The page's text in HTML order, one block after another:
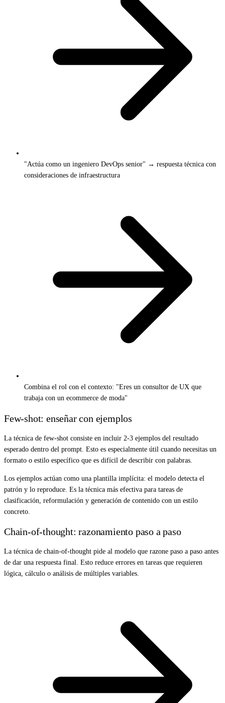
"Actúa como un ingeniero DevOps senior" → respuesta técnica con
consideraciones de infraestructura
Combina el rol con el contexto: "Eres un consultor de UX que
trabaja con un ecommerce de moda"
Few-shot: enseñar con ejemplos
La técnica de few-shot consiste en incluir 2-3 ejemplos del resultado
esperado dentro del prompt. Esto es especialmente útil cuando necesitas un
formato o estilo específico que es difícil de describir con palabras.
Los ejemplos actúan como una plantilla implícita: el modelo detecta el
patrón y lo reproduce. Es la técnica más efectiva para tareas de
clasificación, reformulación y generación de contenido con un estilo
concreto.
Chain-of-thought: razonamiento paso a paso
La técnica de chain-of-thought pide al modelo que razone paso a paso antes
de dar una respuesta final. Esto reduce errores en tareas que requieren
lógica, cálculo o análisis de múltiples variables.